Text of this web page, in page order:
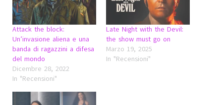
Attack the block:
Un’invasione aliena e una
banda di ragazzini a difesa
del mondo
Dicembre 28, 2022
In "Recensioni"
Late Night with the Devil:
the show must go on
Marzo 19, 2025
In "Recensioni"